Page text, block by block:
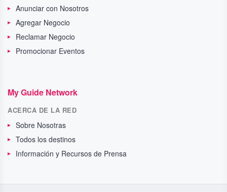
Anunciar con Nosotros
Agregar Negocio
Reclamar Negocio
Promocionar Eventos
My Guide Network
ACERCA DE LA RED
Sobre Nosotras
Todos los destinos
Información y Recursos de Prensa